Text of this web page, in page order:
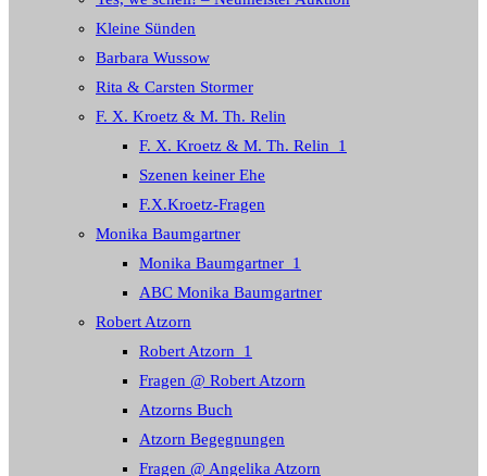
Kleine Sünden
Barbara Wussow
Rita & Carsten Stormer
F. X. Kroetz & M. Th. Relin
F. X. Kroetz & M. Th. Relin_1
Szenen keiner Ehe
F.X.Kroetz-Fragen
Monika Baumgartner
Monika Baumgartner_1
ABC Monika Baumgartner
Robert Atzorn
Robert Atzorn_1
Fragen @ Robert Atzorn
Atzorns Buch
Atzorn Begegnungen
Fragen @ Angelika Atzorn